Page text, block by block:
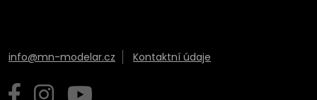
info@mn-modelar.cz Kontaktní údaje